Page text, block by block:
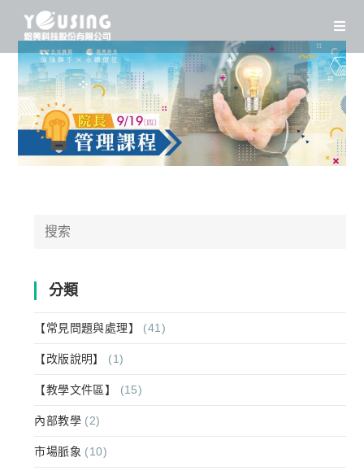
content
Search
分類
【常見問題與處理】 (41)
【改版說明】 (1)
【教學文件區】 (15)
內部教學 (2)
市場脈象 (10)